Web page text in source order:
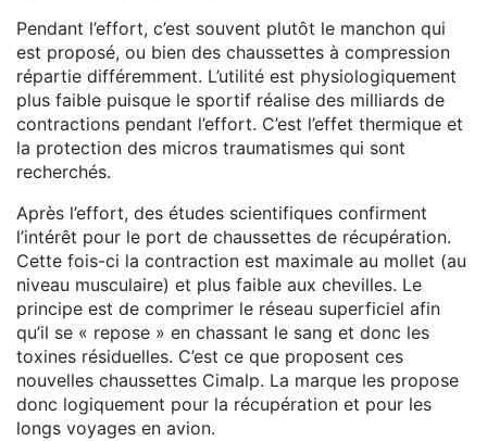
Pendant l’effort, c’est souvent plutôt le manchon qui
est proposé, ou bien des chaussettes à compression
répartie différemment. L’utilité est physiologiquement
plus faible puisque le sportif réalise des milliards de
contractions pendant l’effort. C’est l’effet thermique et
la protection des micros traumatismes qui sont
recherchés.
Après l’effort, des études scientifiques confirment
l’intérêt pour le port de chaussettes de récupération.
Cette fois-ci la contraction est maximale au mollet (au
niveau musculaire) et plus faible aux chevilles. Le
principe est de comprimer le réseau superficiel afin
qu’il se « repose » en chassant le sang et donc les
toxines résiduelles. C’est ce que proposent ces
nouvelles chaussettes Cimalp. La marque les propose
donc logiquement pour la récupération et pour les
longs voyages en avion.